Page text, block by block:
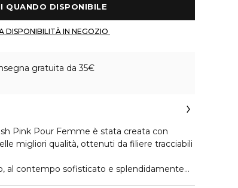
gratuita da 35€
Pink Pour Femme è stata creata con
migliori qualità, ottenuti da filiere tracciabili
al contempo sofisticato e splendidamente